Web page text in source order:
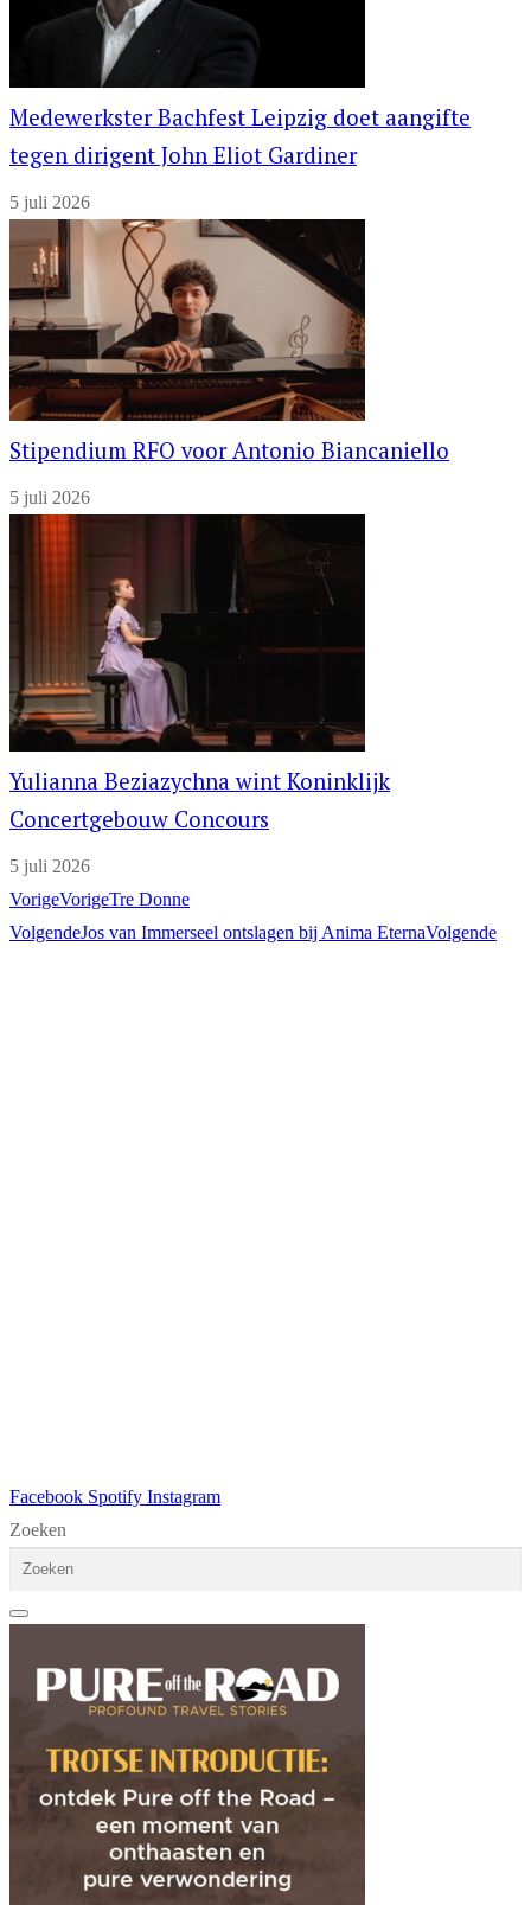
Medewerkster Bachfest Leipzig doet aangifte
tegen dirigent John Eliot Gardiner
5 juli 2026
Stipendium RFO voor Antonio Biancaniello
5 juli 2026
Yulianna Beziazychna wint Koninklijk
Concertgebouw Concours
5 juli 2026
VorigeVorigeTre Donne
VolgendeJos van Immerseel ontslagen bij Anima EternaVolgende
Facebook Spotify Instagram
Zoeken